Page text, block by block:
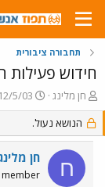
תחבורה ציבורית
חידוש
פ
ו
ת
ח
נ
חן מלינג
פ
ו
ר
ס
ם
ב
ת
12/5/03
הנושא נעול.
ח חן
member